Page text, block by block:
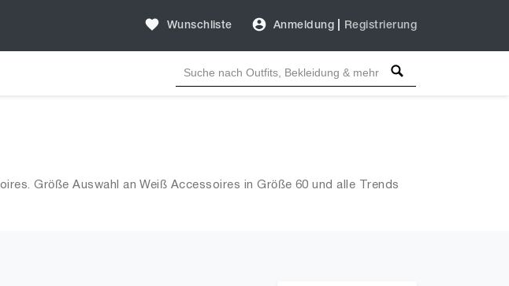
Wunschliste Anmeldung Registrierung
Größe Auswahl an Weiß Accessoires in Größe 60 und alle Trends